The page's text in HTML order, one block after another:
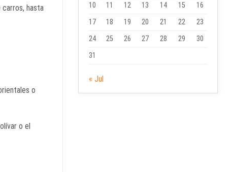
hasta
o
o el
10
11 12 13 14 15
16
17
18 19 20 21 22
23
24
25 26 27 28 29
30
31
« Jul